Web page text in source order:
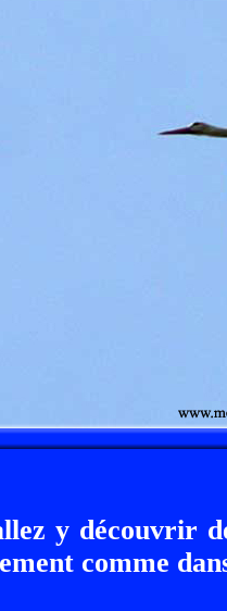
y découvrir
comme